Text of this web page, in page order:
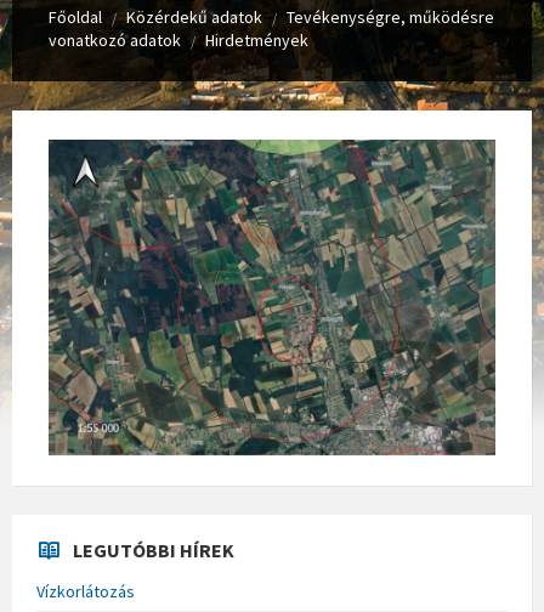
Főoldal / Közérdekű adatok / Tevékenységre, működésre
vonatkozó adatok / Hirdetmények
LEGUTÓBBI HÍREK
Vízkorlátozás